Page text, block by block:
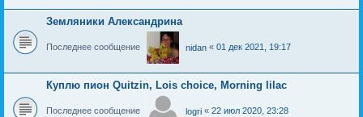
Земляники Александрина
Последнее сообщение nidan « 01 дек 2021, 19:17
Куплю пион Quitzin, Lois choice, Morning lilac
Последнее сообщение logri « 22 июл 2020, 23:28